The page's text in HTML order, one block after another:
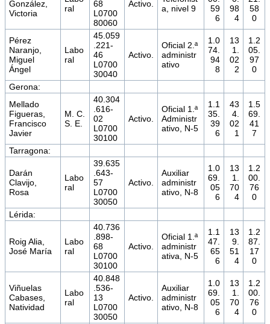
González,
Victoria
ral
68
L0700
80060
Activo.
a, nivel 9
59
6
98
4
58
0
Pérez
Naranjo,
Miguel
Ángel
Labo
ral
45.059
.221-
46
L0700
30040
Activo.
Oficial 2.ª
administr
ativo
1.0
74.
94
8
13
1.
02
2
1.2
05.
97
0
Gerona:
Mellado
Figueras,
Francisco
Javier
M. C.
S. E.
40.304
.616-
02
L0700
30100
Activo.
Oficial 1.ª
Administr
ativo, N-5
1.1
35.
39
6
43
4.
02
1
1.5
69.
41
7
Tarragona:
Darán
Clavijo,
Rosa
Labo
ral
39.635
.643-
57
L0700
30050
Activo.
Auxiliar
administr
ativo, N-8
1.0
69.
05
6
13
1.
70
4
1.2
00.
76
0
Lérida:
Roig Alia,
José María
Labo
ral
40.736
.898-
68
L0700
30100
Activo.
Oficial 1.ª
administr
ativa, N-5
1.1
47.
65
6
13
9.
51
4
1.2
87.
17
0
Viñuelas
Cabases,
Natividad
Labo
ral
40.848
.536-
13
L0700
30050
Activo.
Auxiliar
administr
ativo, N-8
1.0
69.
05
6
13
1.
70
4
1.2
00.
76
0